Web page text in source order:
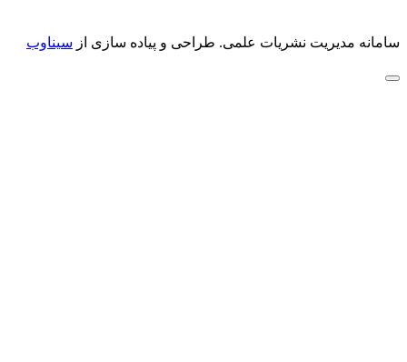
سامانه مدیریت نشریات علمی. طراحی و پیاده سازی از سیناوب